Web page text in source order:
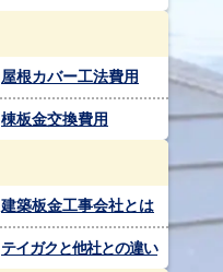
屋根カバー工法費用
棟板金交換費用
建築板金工事会社とは
テイガクと他社との違い